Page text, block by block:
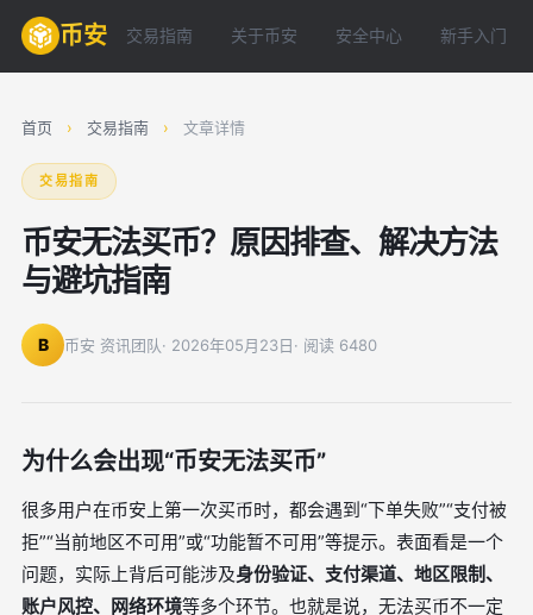
币安 交易指南 关于币安 安全中心 新手入门
首页 › 交易指南 › 文章详情
交易指南
币安无法买币？原因排查、解决方法
与避坑指南
B 币安 资讯团队· 2026年05月23日· 阅读 6480
为什么会出现“币安无法买币”
很多用户在币安上第一次买币时，都会遇到“下单失败”“支付被
拒”“当前地区不可用”或“功能暂不可用”等提示。表面看是一个
问题，实际上背后可能涉及身份验证、支付渠道、地区限制、
账户风控、网络环境等多个环节。也就是说，无法买币不一定